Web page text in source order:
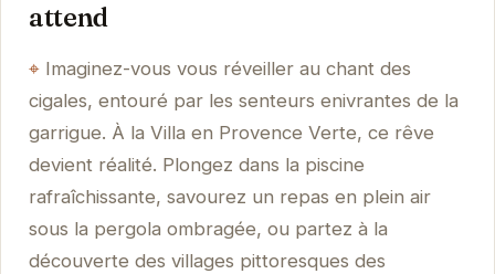
attend
Imaginez-vous vous réveiller au chant des
cigales, entouré par les senteurs enivrantes de la
garrigue. À la Villa en Provence Verte, ce rêve
devient réalité. Plongez dans la piscine
rafraîchissante, savourez un repas en plein air
sous la pergola ombragée, ou partez à la
découverte des villages pittoresques des